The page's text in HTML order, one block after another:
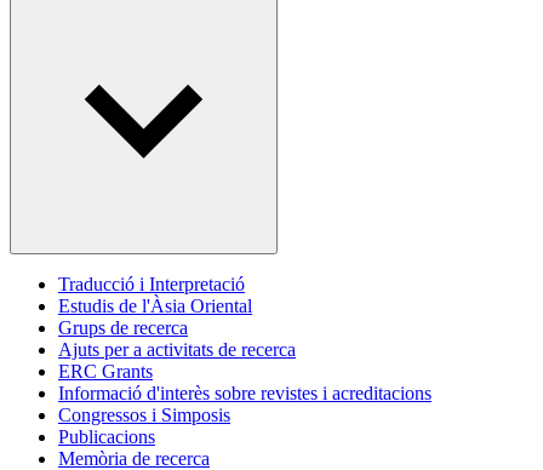
Traducció i Interpretació
Estudis de l'Àsia Oriental
Grups de recerca
Ajuts per a activitats de recerca
ERC Grants
Informació d'interès sobre revistes i acreditacions
Congressos i Simposis
Publicacions
Memòria de recerca